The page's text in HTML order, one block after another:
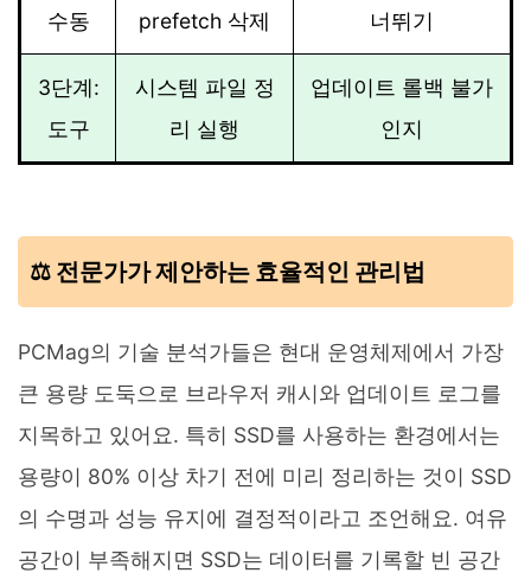
수동
prefetch 삭제
너뛰기
3단계:
도구
시스템 파일 정
리 실행
업데이트 롤백 불가
인지
⚖️ 전문가가 제안하는 효율적인 관리법
PCMag의 기술 분석가들은 현대 운영체제에서 가장
큰 용량 도둑으로 브라우저 캐시와 업데이트 로그를
지목하고 있어요. 특히 SSD를 사용하는 환경에서는
용량이 80% 이상 차기 전에 미리 정리하는 것이 SSD
의 수명과 성능 유지에 결정적이라고 조언해요. 여유
공간이 부족해지면 SSD는 데이터를 기록할 빈 공간